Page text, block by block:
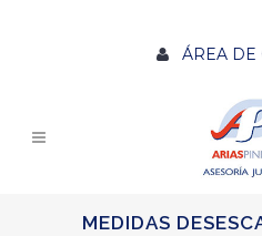
ÁREA DE
MEDIDAS